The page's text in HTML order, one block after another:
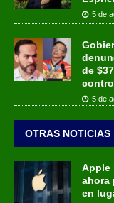
5 de
de
5 de
OTRAS NOTICIAS
Apple
ahora
en